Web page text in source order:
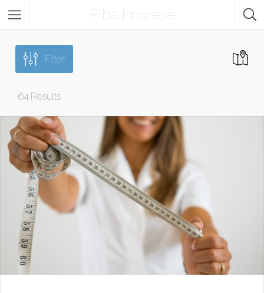
Elba Imprese
Filter
64 Results